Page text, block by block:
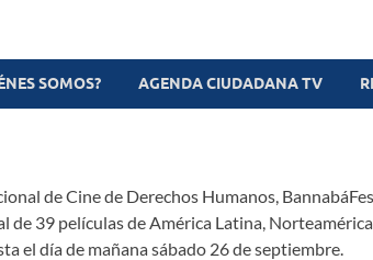
digital
SOMOS? AGENDA CIUDADANA TV
de Cine de Derechos Humanos,
de 39 películas de América Latina,
el día de mañana sábado 26 de septiembre.